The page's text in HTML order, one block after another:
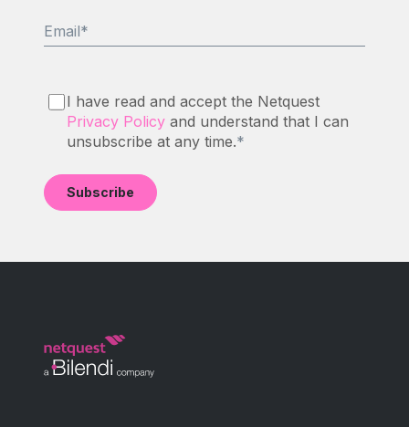
Email*
I have read and accept the Netquest
Privacy Policyand understand that I can
unsubscribe at any time.*